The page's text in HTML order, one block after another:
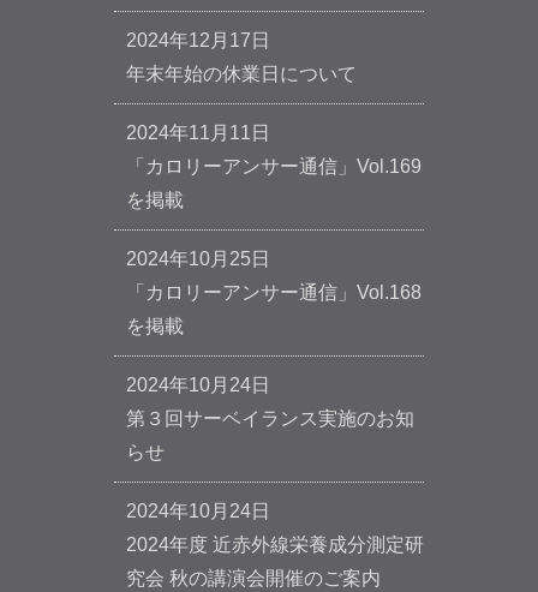
2024年12月17日
年末年始の休業日について
2024年11月11日
「カロリーアンサー通信」Vol.169
を掲載
2024年10月25日
「カロリーアンサー通信」Vol.168
を掲載
2024年10月24日
第３回サーベイランス実施のお知
らせ
2024年10月24日
2024年度 近赤外線栄養成分測定研
究会 秋の講演会開催のご案内